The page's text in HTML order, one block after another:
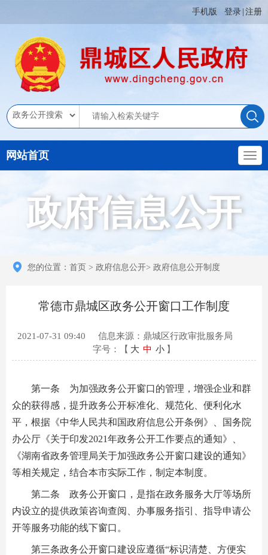
手机版 登录 注册
网站首页
政府信息公开
您的位置： 首页 > 政府信息公开> 政府信息公开制度
常德市鼎城区政务公开窗口工作制度
2021-07-31 09:40
信息来源：鼎城区行政审批服务局
字号：【 大 中 小 】
第一条 为加强政务公开窗口的管理，增强企业和群
众的获得感，提升政务公开标准化、规范化、便利化水
平，根据《中华人民共和国政府信息公开条例》、国务院
办公厅《关于印发2021年政务公开工作要点的通知》、
《湖南省政务管理局关于加强政务公开窗口建设的通知》
等相关规定，结合本市实际工作，制定本制度。
第二条 政务公开窗口，是指在政务服务大厅等场所
内设立的提供政策咨询查阅、办事服务指引、指导申请公
开等服务功能的线下窗口。
第三条政务公开窗口建设应遵循“标识清楚、方便实